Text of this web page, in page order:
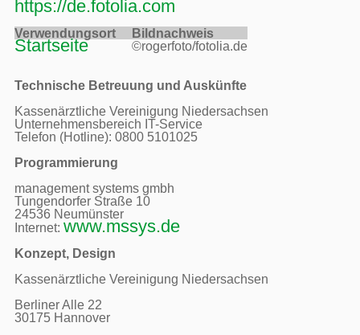
https://de.fotolia.com
Verwendungsort Bildnachweis
Startseite ©rogerfoto/fotolia.de
Technische Betreuung und Auskünfte
Kassenärztliche Vereinigung Niedersachsen
Unternehmensbereich IT-Service
Telefon (Hotline): 0800 5101025
Programmierung
management systems gmbh
Tungendorfer Straße 10
24536 Neumünster
Internet: www.mssys.de
Konzept, Design
Kassenärztliche Vereinigung Niedersachsen
Berliner Alle 22
30175 Hannover